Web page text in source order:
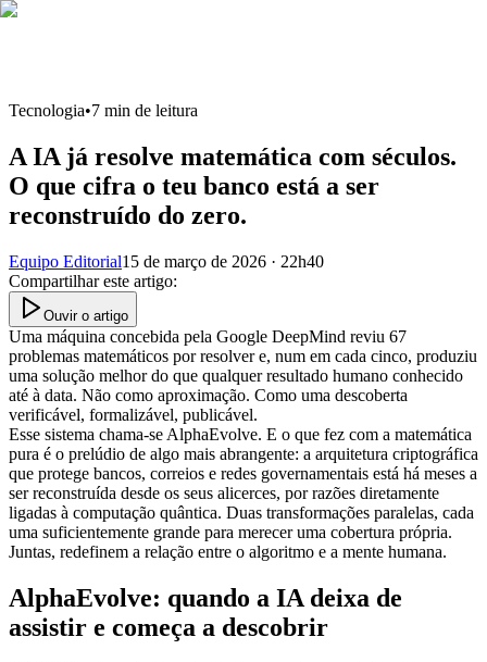
Tecnologia•7 min de leitura
A IA já resolve matemática com séculos.
O que cifra o teu banco está a ser
reconstruído do zero.
Equipo Editorial15 de março de 2026 · 22h40
Compartilhar este artigo:
Ouvir o artigo
Uma máquina concebida pela Google DeepMind reviu 67
problemas matemáticos por resolver e, num em cada cinco, produziu
uma solução melhor do que qualquer resultado humano conhecido
até à data. Não como aproximação. Como uma descoberta
verificável, formalizável, publicável.
Esse sistema chama-se AlphaEvolve. E o que fez com a matemática
pura é o prelúdio de algo mais abrangente: a arquitetura criptográfica
que protege bancos, correios e redes governamentais está há meses a
ser reconstruída desde os seus alicerces, por razões diretamente
ligadas à computação quântica. Duas transformações paralelas, cada
uma suficientemente grande para merecer uma cobertura própria.
Juntas, redefinem a relação entre o algoritmo e a mente humana.
AlphaEvolve: quando a IA deixa de
assistir e começa a descobrir